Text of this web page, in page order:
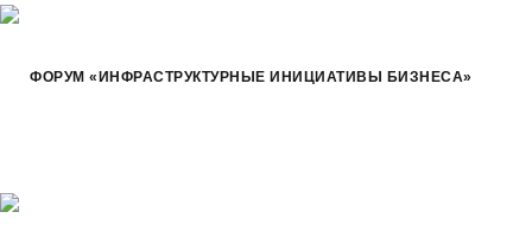
ФОРУМ «ИНФРАСТРУКТУРНЫЕ ИНИЦИАТИВЫ БИЗНЕСА»